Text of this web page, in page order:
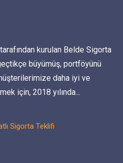
kurulan Belde Sigorta
büyümüş, portföyünü
daha iyi ve
için, 2018 yılında...